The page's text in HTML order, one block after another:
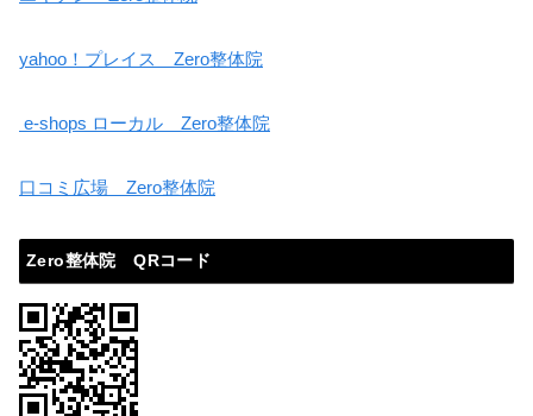
yahoo！プレイス Zero整体院
e-shops ローカル Zero整体院
口コミ広場 Zero整体院
Zero整体院 QRコード